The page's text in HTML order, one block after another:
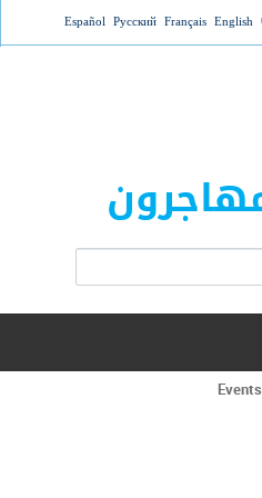
Jump to
English
Français
Русский
Español